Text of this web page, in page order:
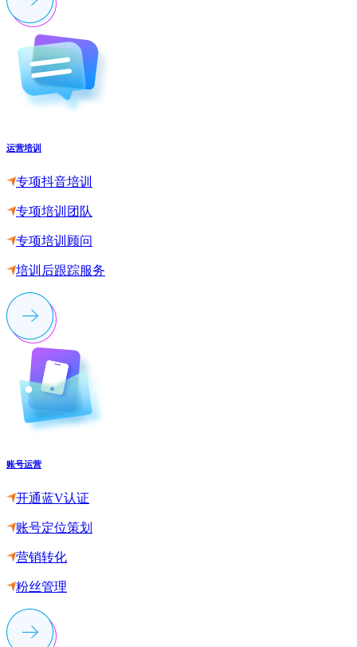
运营培训
专项抖音培训
专项培训团队
专项培训顾问
培训后跟踪服务
账号运营
开通蓝V认证
账号定位策划
营销转化
粉丝管理